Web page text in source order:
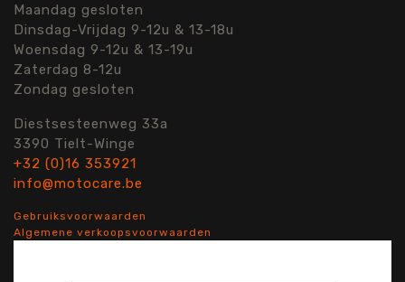
Maandag gesloten
Dinsdag-Vrijdag 9-12u & 13-18u
Woensdag 9-12u & 13-19u
Zaterdag 8-12u
Zondag gesloten
Diestsesteenweg 33a
3390 Tielt-Winge
+32 (0)16 353921
info@motocare.be
Gebruiksvoorwaarden
Algemene verkoopsvoorwaarden